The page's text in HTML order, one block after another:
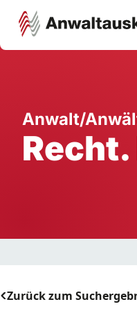
Ausbildung
Anwalt/
Zurück zum